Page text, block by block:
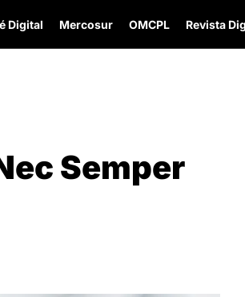
Digital Mercosur OMCPL Revista
Semper